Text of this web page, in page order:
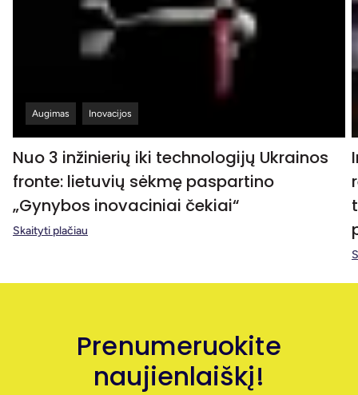
Augimas Inovacijos
Nuo 3 inžinierių iki technologijų Ukrainos
fronte: lietuvių sėkmę paspartino
„Gynybos inovaciniai čekiai“
Skaityti plačiau
Prenumeruokite
naujienlaiškį!